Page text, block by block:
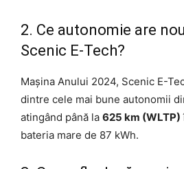
2. Ce autonomie are
Scenic E-Tech?
Mașina Anului 2024, Scenic E-
dintre cele mai bune autonomii
atingând până la 625 km (WLTP)
bateria mare de 87 kWh.